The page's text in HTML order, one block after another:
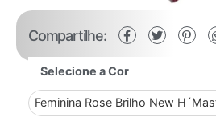
Compartilhe:
Selecione a Cor
Feminina Rose Brilho New